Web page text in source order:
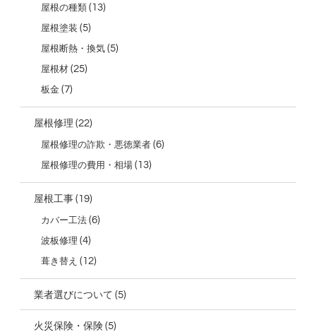
屋根の種類(13)
屋根塗装 (5)
屋根断熱・換気(5)
屋根材(25)
板金(7)
屋根修理 (22)
屋根修理の詐欺・悪徳業者(6)
屋根修理の費用・相場(13)
屋根工事(19)
カバー工法(6)
波板修理 (4)
葺き替え (12)
業者選びについて (5)
火災保険・保険(5)